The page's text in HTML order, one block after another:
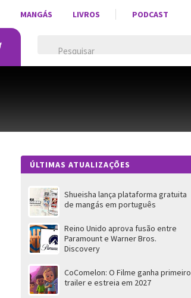
MANGÁS LIVROS PODCAST
ÚLTIMAS ATUALIZAÇÕES
Shueisha lança plataforma gratuita
de mangás em português
Reino Unido aprova fusão entre
Paramount e Warner Bros.
Discovery
CoComelon: O Filme ganha primeiro
trailer e estreia em 2027